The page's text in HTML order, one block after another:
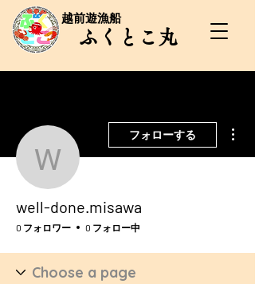
​ふくとこ丸
​越前遊漁船
well-
フォローする
well-done.misawa
0 フォロワー 0 フォロー中